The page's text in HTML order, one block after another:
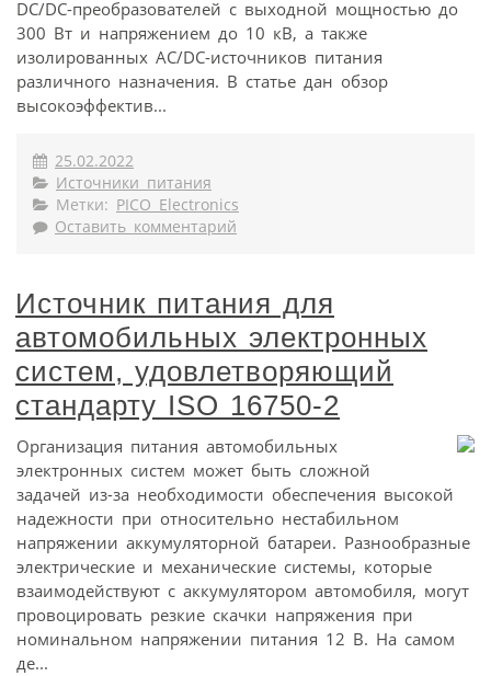
DC/DC-преобразователей с выходной мощностью до
300 Вт и напряжением до 10 кВ, а также
изолированных AC/DC-источников питания
различного назначения. В статье дан обзор
высокоэффектив...
25.02.2022
Источники питания
Метки: PICO Electronics
Оставить комментарий
Источник питания для
автомобильных электронных
систем, удовлетворяющий
стандарту ISO 16750-2
Организация питания автомобильных
электронных систем может быть сложной
задачей из-за необходимости обеспечения высокой
надежности при относительно нестабильном
напряжении аккумуляторной батареи. Разнообразные
электрические и механические системы, которые
взаимодействуют с аккумулятором автомобиля, могут
провоцировать резкие скачки напряжения при
номинальном напряжении питания 12 В. На самом
де...